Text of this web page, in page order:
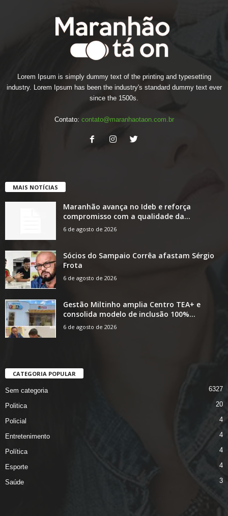
Lorem Ipsum is simply dummy text of the printing and typesetting
industry. Lorem Ipsum has been the industry's standard dummy text ever
since the 1500s.
Contato: contato@maranhaotaon.com.br
MAIS NOTÍCIAS
Maranhão avança no Ideb e reforça
compromisso com a qualidade da...
6 de agosto de 2026
Sócios do Sampaio Corrêa afastam Sérgio
Frota
6 de agosto de 2026
Gestão Miltinho amplia Centro TEA+ e
consolida modelo de inclusão 100%...
6 de agosto de 2026
CATEGORIA POPULAR
Sem categoria 6327
Politica 20
Policial 4
Entretenimento 4
Política 4
Esporte 4
Saúde 3